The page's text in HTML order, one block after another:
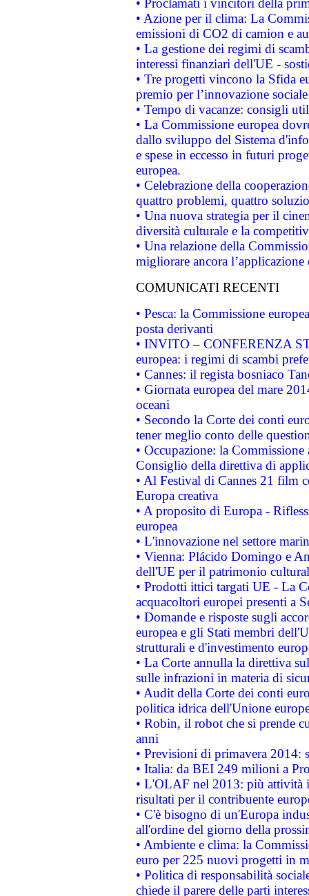
• Proclamati i vincitori della
• Azione per il clima: La
emissioni di CO2 di camion e
• La gestione dei regimi di
interessi finanziari dell'UE -
• Tre progetti vincono la Sfida
premio per l’innovazione sociale
• Tempo di vacanze: consigli
• La Commissione europea
dallo sviluppo del Sistema
e spese in eccesso in futuri
europea.
• Celebrazione della
quattro problemi, quattro
• Una nuova strategia per il
diversità culturale e la
• Una relazione della
migliorare ancora
COMUNICATI RECENTI
• Pesca: la Commissione
posta derivanti
• INVITO – CONFERENZA
europea: i regimi di scambi
• Cannes: il regista bosniaco
• Giornata europea del mare
oceani
• Secondo la Corte dei conti
tener meglio conto delle
• Occupazione: la
Consiglio della direttiva di
• Al Festival di Cannes 21 film
Europa creativa
• A proposito di Europa -
europea
• L'innovazione nel settore
• Vienna: Plácido Domingo e
dell'UE per il patrimonio
• Prodotti ittici targati UE - La
acquacoltori europei presenti a
• Domande e risposte sugli
europea e gli Stati membri
strutturali e d'investimento
• La Corte annulla la direttiva
sulle infrazioni in materia di
• Audit della Corte dei conti
politica idrica dell'Unione
• Robin, il robot che si prende
anni
• Previsioni di primavera 2014:
• Italia: da BEI 249 milioni a
• L'OLAF nel 2013: più attività
risultati per il contribuente
• C'è bisogno di un'Europa
all'ordine del giorno della
• Ambiente e clima: la
euro per 225 nuovi progetti in
• Politica di responsabilità
chiede il parere delle parti